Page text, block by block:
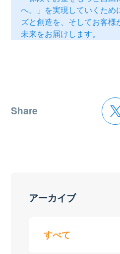
へ。」を実現していくため
ズと創造を、そしてお客様
未来をお届けします。
Share
アーカイブ